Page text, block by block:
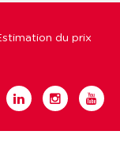
du prix